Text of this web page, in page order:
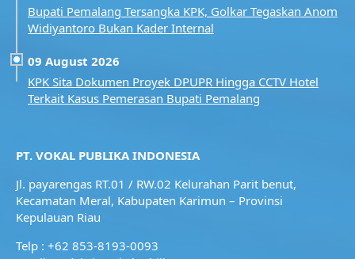
Bupati Pemalang Tersangka KPK, Golkar Tegaskan Anom
Widiyantoro Bukan Kader Internal
09 August 2026
KPK Sita Dokumen Proyek DPUPR Hingga CCTV Hotel
Terkait Kasus Pemerasan Bupati Pemalang
PT. VOKAL PUBLIKA INDONESIA
Jl. payarengas RT.01 / RW.02 Kelurahan Parit benut,
Kecamatan Meral, Kabupaten Karimun – Provinsi
Kepulauan Riau
Telp : +62 853-8193-0093